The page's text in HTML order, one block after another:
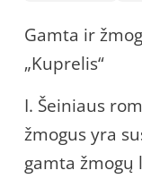
Gamta ir
„Kuprelis“
I. Šeiniaus
žmogus yra
gamta žmogų